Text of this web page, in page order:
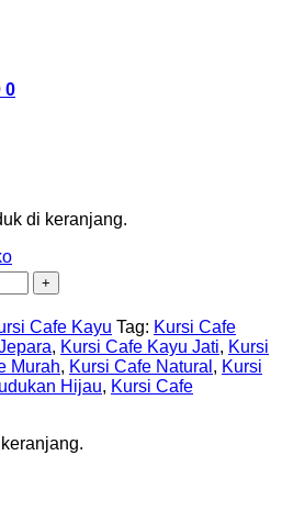
0
di keranjang.
Cafe Kayu Tag: Kursi Cafe
, Kursi Cafe Kayu Jati, Kursi
Murah, Kursi Cafe Natural , Kursi
Hijau, Kursi Cafe